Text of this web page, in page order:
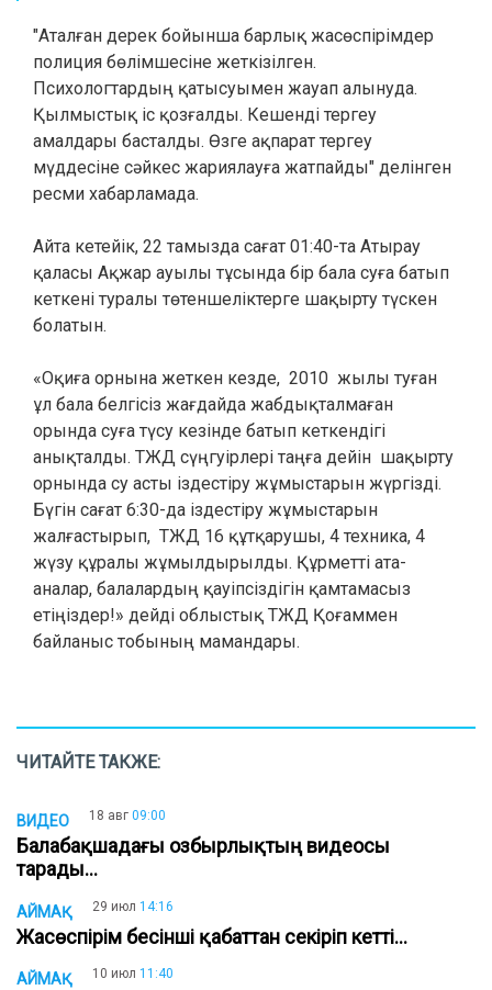
"Аталған дерек бойынша барлық жасөспірімдер
полиция бөлімшесіне жеткізілген.
Психологтардың қатысуымен жауап алынуда.
Қылмыстық іс қозғалды. Кешенді тергеу
амалдары басталды. Өзге ақпарат тергеу
мүддесіне сәйкес жариялауға жатпайды" делінген
ресми хабарламада.
Айта кетейік, 22 тамызда сағат 01:40-та Атырау
қаласы Ақжар ауылы тұсында бір бала суға батып
кеткені туралы төтеншеліктерге шақырту түскен
болатын.
«Оқиға орнына жеткен кезде, 2010 жылы туған
ұл бала белгісіз жағдайда жабдықталмаған
орында суға түсу кезінде батып кеткендігі
анықталды. ТЖД сүңгуірлері таңға дейін шақырту
орнында су асты іздестіру жұмыстарын жүргізді.
Бүгін сағат 6:30-да іздестіру жұмыстарын
жалғастырып, ТЖД 16 құтқарушы, 4 техника, 4
жүзу құралы жұмылдырылды. Құрметті ата-
аналар, балалардың қауіпсіздігін қамтамасыз
етіңіздер!» дейді облыстық ТЖД Қоғаммен
байланыс тобының мамандары.
ЧИТАЙТЕ ТАКЖЕ:
ВИДЕО 18 авг 09:00
Балабақшадағы озбырлықтың видеосы
тарады...
АЙМАҚ 29 июл 14:16
Жасөспірім бесінші қабаттан секіріп кетті...
АЙМАҚ 10 июл 11:40